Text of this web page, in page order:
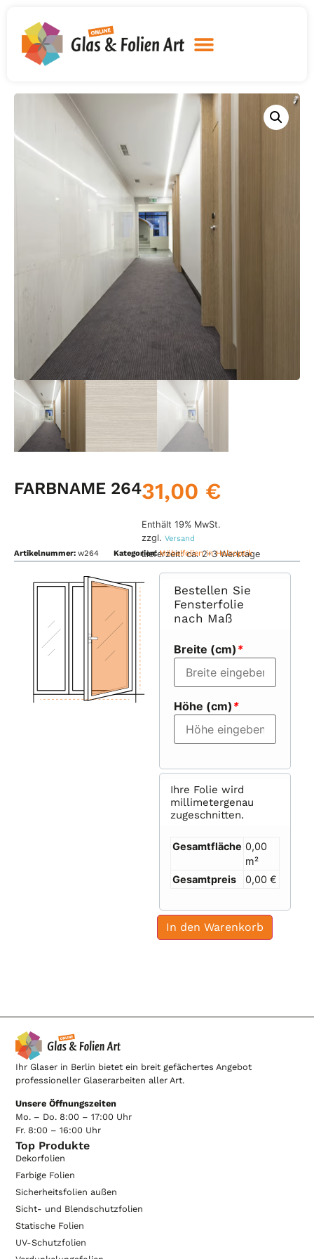
FARBNAME 26431,00 €
Enthält 19% MwSt.
zzgl. Versand
Lieferzeit: ca. 2-3 Werktage
Artikelnummer: w264 Kategorien:Möbelfolien in Holzoptik
Bestellen Sie
Fensterfolie
nach Maß
Breite (cm) *
Höhe (cm) *
Ihre Folie wird
millimetergenau
zugeschnitten.
Gesamtfläche 0,00
m²
Gesamtpreis
0,00 €
In den Warenkorb
Ihr Glaser in Berlin bietet ein breit gefächertes Angebot
professioneller Glaserarbeiten aller Art.
Unsere Öffnungszeiten
Mo. – Do. 8:00 – 17:00 Uhr
Fr. 8:00 – 16:00 Uhr
Top Produkte
Dekorfolien
Farbige Folien
Sicherheitsfolien außen
Sicht- und Blendschutzfolien
Statische Folien
UV-Schutzfolien